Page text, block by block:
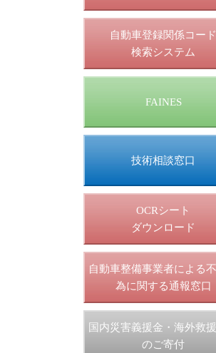
自動車登録関係コード
検索システム
FAINES
技術相談窓口
OCRシート
ダウンロード
自動車整備事業者による
為に関する通報窓口
国内災害義援金・海外救
のご寄付